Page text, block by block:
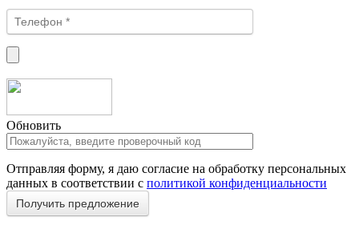
Обновить
Отправляя форму, я даю согласие на обработку персональных
данных в соответствии с политикой конфиденциальности